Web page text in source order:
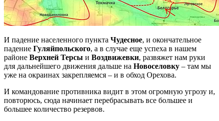
И падение населенного пункта Чудесное, и окончательное
падение Гуляйпольского, а в случае еще успеха в нашем
районе Верхней Терсы и Воздвижевки, развяжет нам руки
для дальнейшего движения дальше на Новоселовку – там мы
уже на окраинах закрепляемся – и в обход Орехова.
И командование противника видит в этом огромную угрозу и,
повторюсь, сюда начинает перебрасывать все большее и
большее количество резервов.